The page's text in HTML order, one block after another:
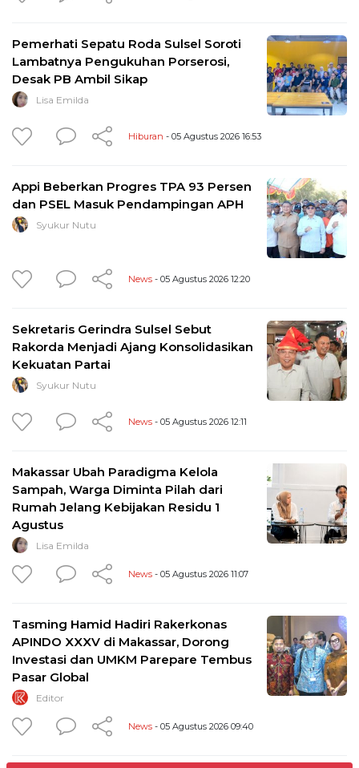
Pemerhati Sepatu Roda Sulsel Soroti
Lambatnya Pengukuhan Porserosi,
Desak PB Ambil Sikap
Lisa Emilda
Hiburan - 05 Agustus 2026 16:53
Appi Beberkan Progres TPA 93 Persen
dan PSEL Masuk Pendampingan APH
Syukur Nutu
News - 05 Agustus 2026 12:20
Sekretaris Gerindra Sulsel Sebut
Rakorda Menjadi Ajang Konsolidasikan
Kekuatan Partai
Syukur Nutu
News - 05 Agustus 2026 12:11
Makassar Ubah Paradigma Kelola
Sampah, Warga Diminta Pilah dari
Rumah Jelang Kebijakan Residu 1
Agustus
Lisa Emilda
News - 05 Agustus 2026 11:07
Tasming Hamid Hadiri Rakerkonas
APINDO XXXV di Makassar, Dorong
Investasi dan UMKM Parepare Tembus
Pasar Global
Editor
News - 05 Agustus 2026 09:40